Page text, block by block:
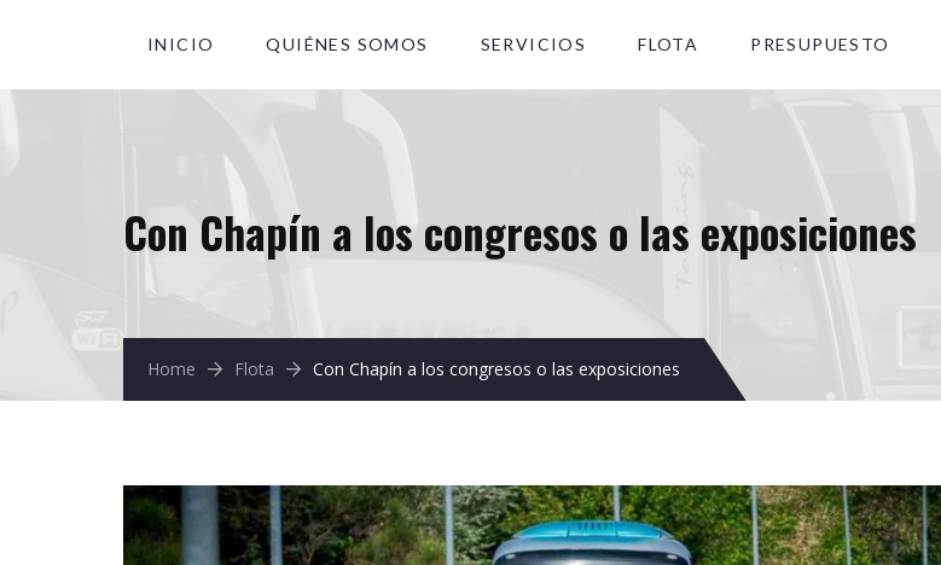
INICIO QUIÉNES SOMOS SERVICIOS FLOTA PRESUPUESTO
Con Chapín a los congresos o las exposiciones
Home Flota Con Chapín a los congresos o las exposiciones